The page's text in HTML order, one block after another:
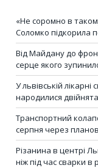
«Не соромно в
Соломко підкорила
Від Майдану до
серце якого
У львівській
народилися
Транспортний
серпня через
Різанина в центрі
ніж під час сварки в